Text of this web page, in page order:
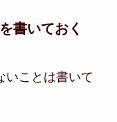
書いておく
いことは書いて